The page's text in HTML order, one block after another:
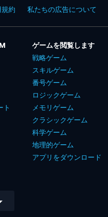
約 私たちの広告について
ト
ゲームを閲覧します
戦略ゲーム
スキルゲーム
番号ゲーム
ロジックゲーム
メモリゲーム
クラシックゲーム
科学ゲーム
地理的ゲーム
アプリをダウンロード